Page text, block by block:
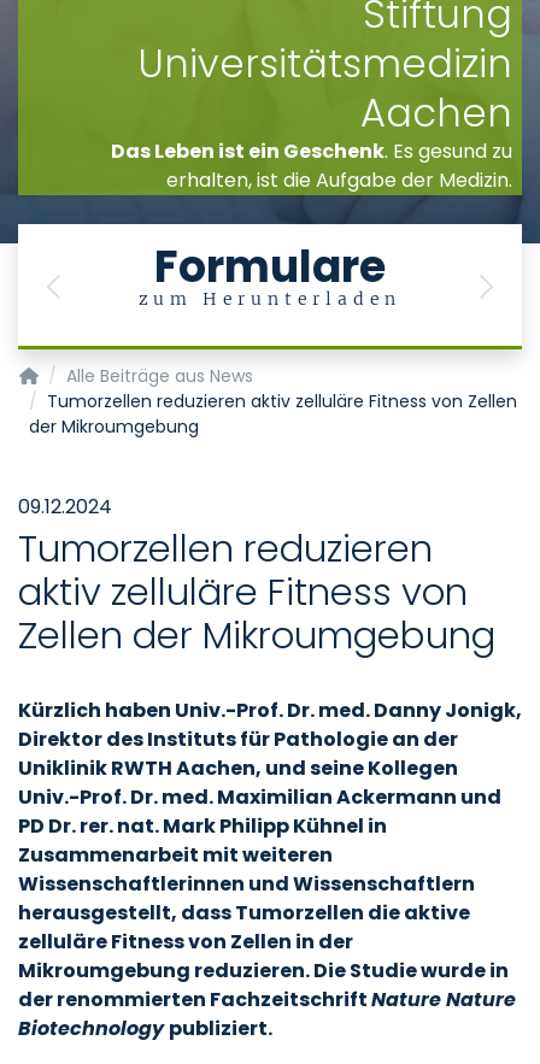
Stiftung
Universitätsmedizin
Aachen
Das Leben ist ein Geschenk. Es gesund zu
erhalten, ist die Aufgabe der Medizin.
Formulare
zum Herunterladen
Previous Next
Institut für Pathologie
Alle Beiträge aus News
Tumorzellen reduzieren aktiv zelluläre Fitness von Zellen
der Mikroumgebung
09.12.2024
Tumorzellen reduzieren
aktiv zelluläre Fitness von
Zellen der Mikroumgebung
Kürzlich haben Univ.-Prof. Dr. med. Danny Jonigk,
Direktor des Instituts für Pathologie an der
Uniklinik RWTH Aachen, und seine Kollegen
Univ.-Prof. Dr. med. Maximilian Ackermann und
PD Dr. rer. nat. Mark Philipp Kühnel in
Zusammenarbeit mit weiteren
Wissenschaftlerinnen und Wissenschaftlern
herausgestellt, dass Tumorzellen die aktive
zelluläre Fitness von Zellen in der
Mikroumgebung reduzieren. Die Studie wurde in
der renommierten FachzeitschriftNature Nature
Biotechnologypubliziert.